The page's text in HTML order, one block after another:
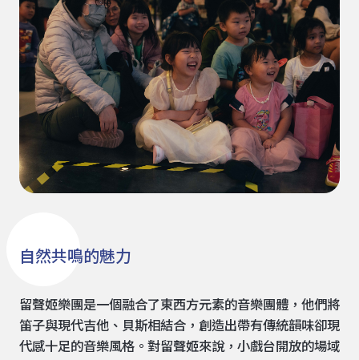
自然共鳴的魅力
留聲姬樂團是一個融合了東西方元素的音樂團體，他們將
笛子與現代吉他、貝斯相結合，創造出帶有傳統韻味卻現
代感十足的音樂風格。對留聲姬來說，小戲台開放的場域